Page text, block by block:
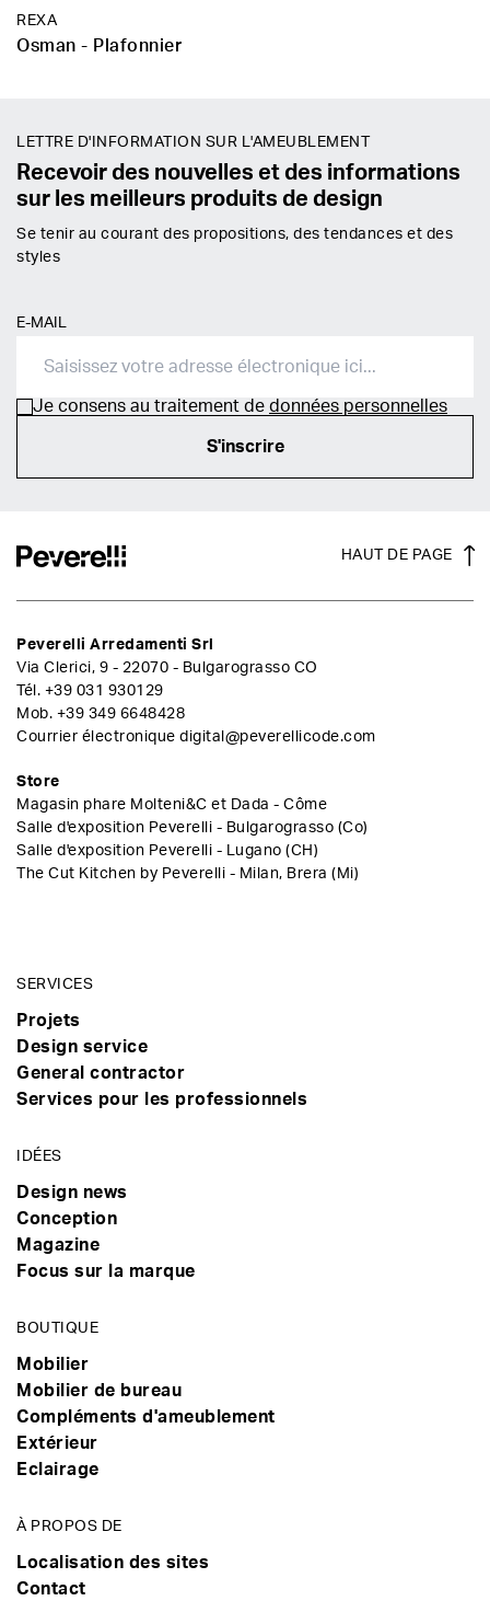
REXA
Osman - Plafonnier
LETTRE D'INFORMATION SUR L'AMEUBLEMENT
Recevoir des nouvelles et des informations
sur les meilleurs produits de design
Se tenir au courant des propositions, des tendances et des
styles
E-MAIL
Je consens au traitement de données personnelles
S'inscrire
HAUT DE PAGE
Peverelli Arredamenti Srl
Via Clerici, 9 - 22070 - Bulgarograsso CO
Tél. +39 031 930129
Mob. +39 349 6648428
Courrier électronique digital@peverellicode.com
Store
Magasin phare Molteni&C et Dada - Côme
Salle d'exposition Peverelli - Bulgarograsso (Co)
Salle d'exposition Peverelli - Lugano (CH)
The Cut Kitchen by Peverelli - Milan, Brera (Mi)
SERVICES
Projets
Design service
General contractor
Services pour les professionnels
IDÉES
Design news
Conception
Magazine
Focus sur la marque
BOUTIQUE
Mobilier
Mobilier de bureau
Compléments d'ameublement
Extérieur
Eclairage
À PROPOS DE
Localisation des sites
Contact